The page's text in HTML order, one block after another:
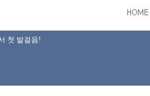
첫 발걸음!